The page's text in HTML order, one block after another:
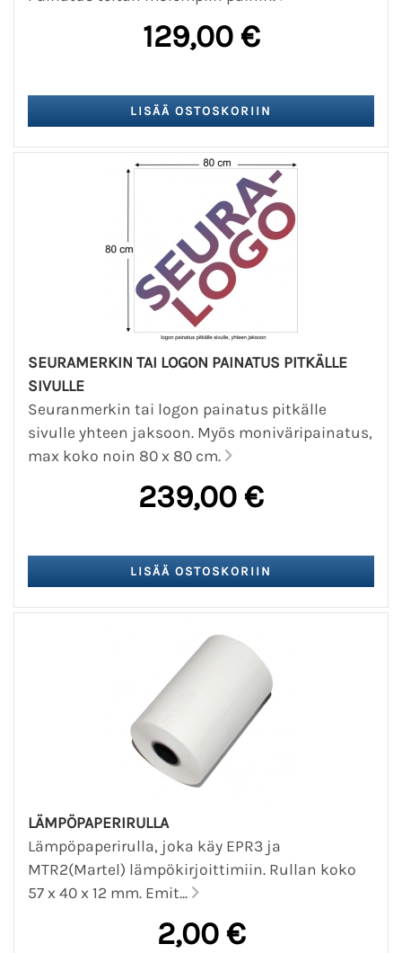
129,00 €
SEURAMERKIN TAI LOGON PAINATUS PITKÄLLE
SIVULLE
Seuranmerkin tai logon painatus pitkälle
sivulle yhteen jaksoon. Myös moniväripainatus,
max koko noin 80 x 80 cm.
239,00 €
LÄMPÖPAPERIRULLA
Lämpöpaperirulla, joka käy EPR3 ja
MTR2(Martel) lämpökirjoittimiin. Rullan koko
57 x 40 x 12 mm. Emit...
2,00 €